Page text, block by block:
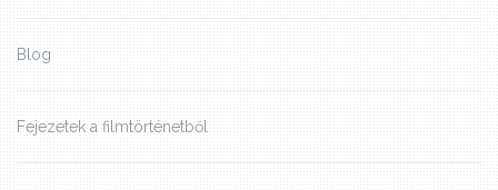
Blog
Fejezetek a filmtörténetből